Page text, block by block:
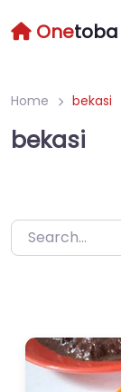
to
Onetoba
Home bekasi
bekasi